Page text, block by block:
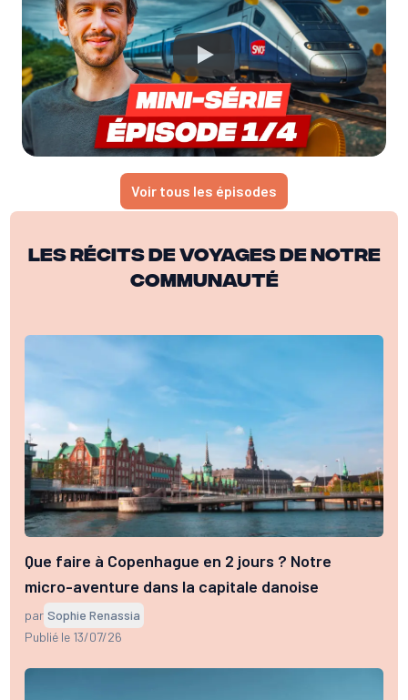
Voir tous les épisodes
Les récits de voyages de notre
communauté
Que faire à Copenhague en 2 jours ? Notre
micro-aventure dans la capitale danoise
par Sophie Renassia
Publié le 13/07/26